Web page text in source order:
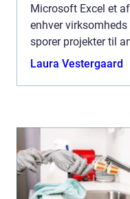
Microsoft Excel et
enhver
sporer projekter til
strømline flere
Laura Vestergaard